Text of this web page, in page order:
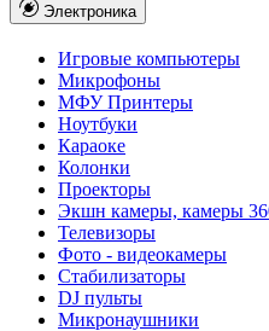
Электроника
Игровые компьютеры
Микрофоны
МФУ Принтеры
Ноутбуки
Караоке
Колонки
Проекторы
Экшн камеры, камеры
Телевизоры
Фото - видеокамеры
Стабилизаторы
DJ пульты
Микронаушники